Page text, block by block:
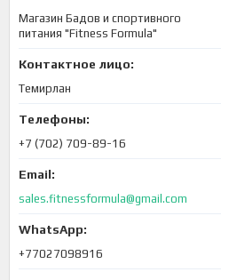
Магазин Бадов и спортивного
питания "Fitness Formula"
Темирлан
+7 (702) 709-89-16
sales.fitnessformula@gmail.com
+77027098916